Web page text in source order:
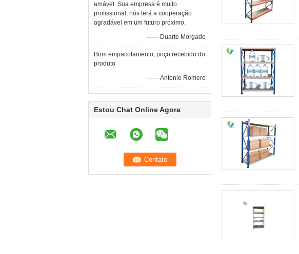
amável. Sua empresa é muito
profissional, nós terá a cooperação
agradável em um futuro próximo.
—— Duarte Morgado
Bom empacotamento, poço recebido do
produto
—— Antonio Romero
Estou Chat Online Agora